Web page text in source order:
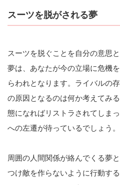
スーツを脱がされる夢
スーツを脱ぐことを自分の意思
夢は、あなたが今の立場に危機
らわれとなります。ライバルの
の原因となるのは何か考えてみ
態になればリストラされてしま
への左遷が待っているでしょう。
周囲の人間関係が絡んでくる夢
つけ敵を作らないように行動す